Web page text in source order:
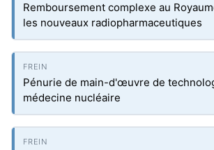
Remboursement complexe au
les nouveaux radiopharmaceutiques
Pénurie de main-d'œuvre de
médecine nucléaire